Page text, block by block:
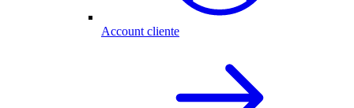
Account cliente